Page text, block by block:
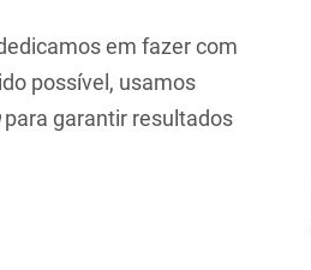
em fazer com
possível, usamos
para garantir resultados